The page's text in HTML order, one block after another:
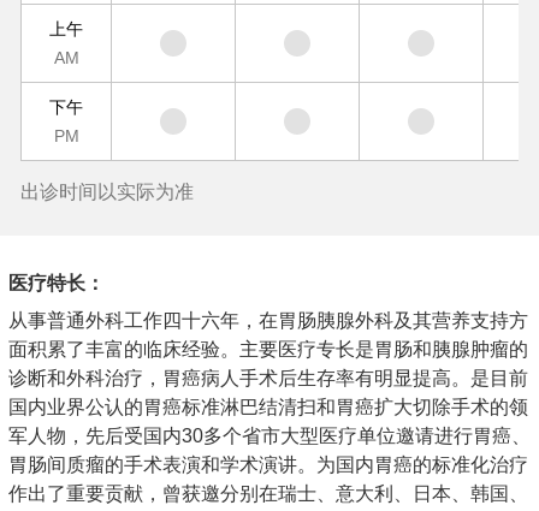
上午
AM
下午
PM
出诊时间以实际为准
医疗特长：
从事普通外科工作四十六年，在胃肠胰腺外科及其营养支持方
面积累了丰富的临床经验。主要医疗专长是胃肠和胰腺肿瘤的
诊断和外科治疗，胃癌病人手术后生存率有明显提高。是目前
国内业界公认的胃癌标准淋巴结清扫和胃癌扩大切除手术的领
军人物，先后受国内30多个省市大型医疗单位邀请进行胃癌、
胃肠间质瘤的手术表演和学术演讲。为国内胃癌的标准化治疗
作出了重要贡献，曾获邀分别在瑞士、意大利、日本、韩国、